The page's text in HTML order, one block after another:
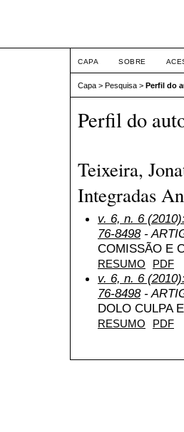
CAPA SOBRE
Capa > Pesquisa > Perfil do
Perfil do
Teixeira,
Integradas
v. 6, n. 6
76-8498-
COMISSÃO E
RESUMO PDF
v. 6, n. 6
76-8498-
DOLO CULPA
RESUMO PDF